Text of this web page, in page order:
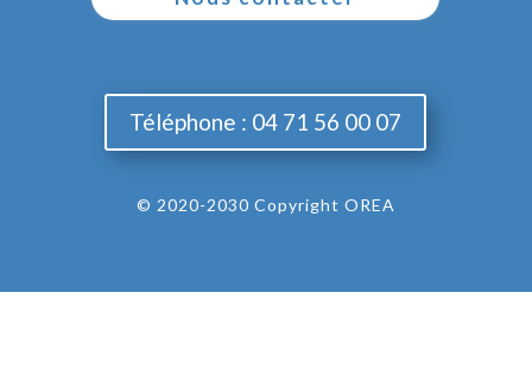
Téléphone : 04 71 56 00 07
© 2020-2030 Copyright OREA